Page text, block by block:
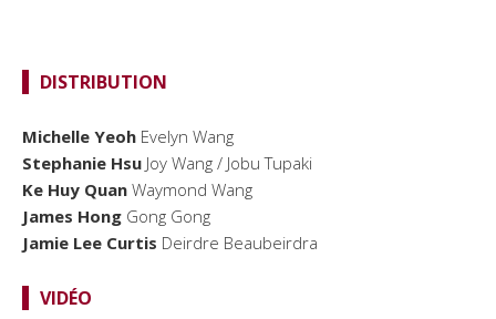
DISTRIBUTION
Michelle Yeoh Evelyn Wang
Stephanie Hsu Joy Wang / Jobu Tupaki
Ke Huy Quan Waymond Wang
James Hong Gong Gong
Jamie Lee Curtis Deirdre Beaubeirdra
VIDÉO